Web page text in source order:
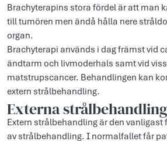
Brachyterapins stora fördel är att man
till tumören men ändå hålla nere
organ.
Brachyterapi används i dag främst vid
ändtarm och livmoderhals samt vid
matstrupscancer. Behandlingen kan
extern strålbehandling.
Externa strålbehandling
Extern strålbehandling är den
av strålbehandling. I normalfallet får